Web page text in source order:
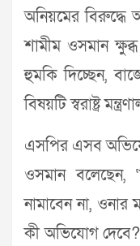
অনিয়মের
শামীম ওসমান
হুমকি দিচ্ছেন,
বিষয়টি স্বরাষ্ট্র
এসপির এসব
ওসমান বলেছেন,
নামাবেন না,
কী অভিযোগ দেবে?